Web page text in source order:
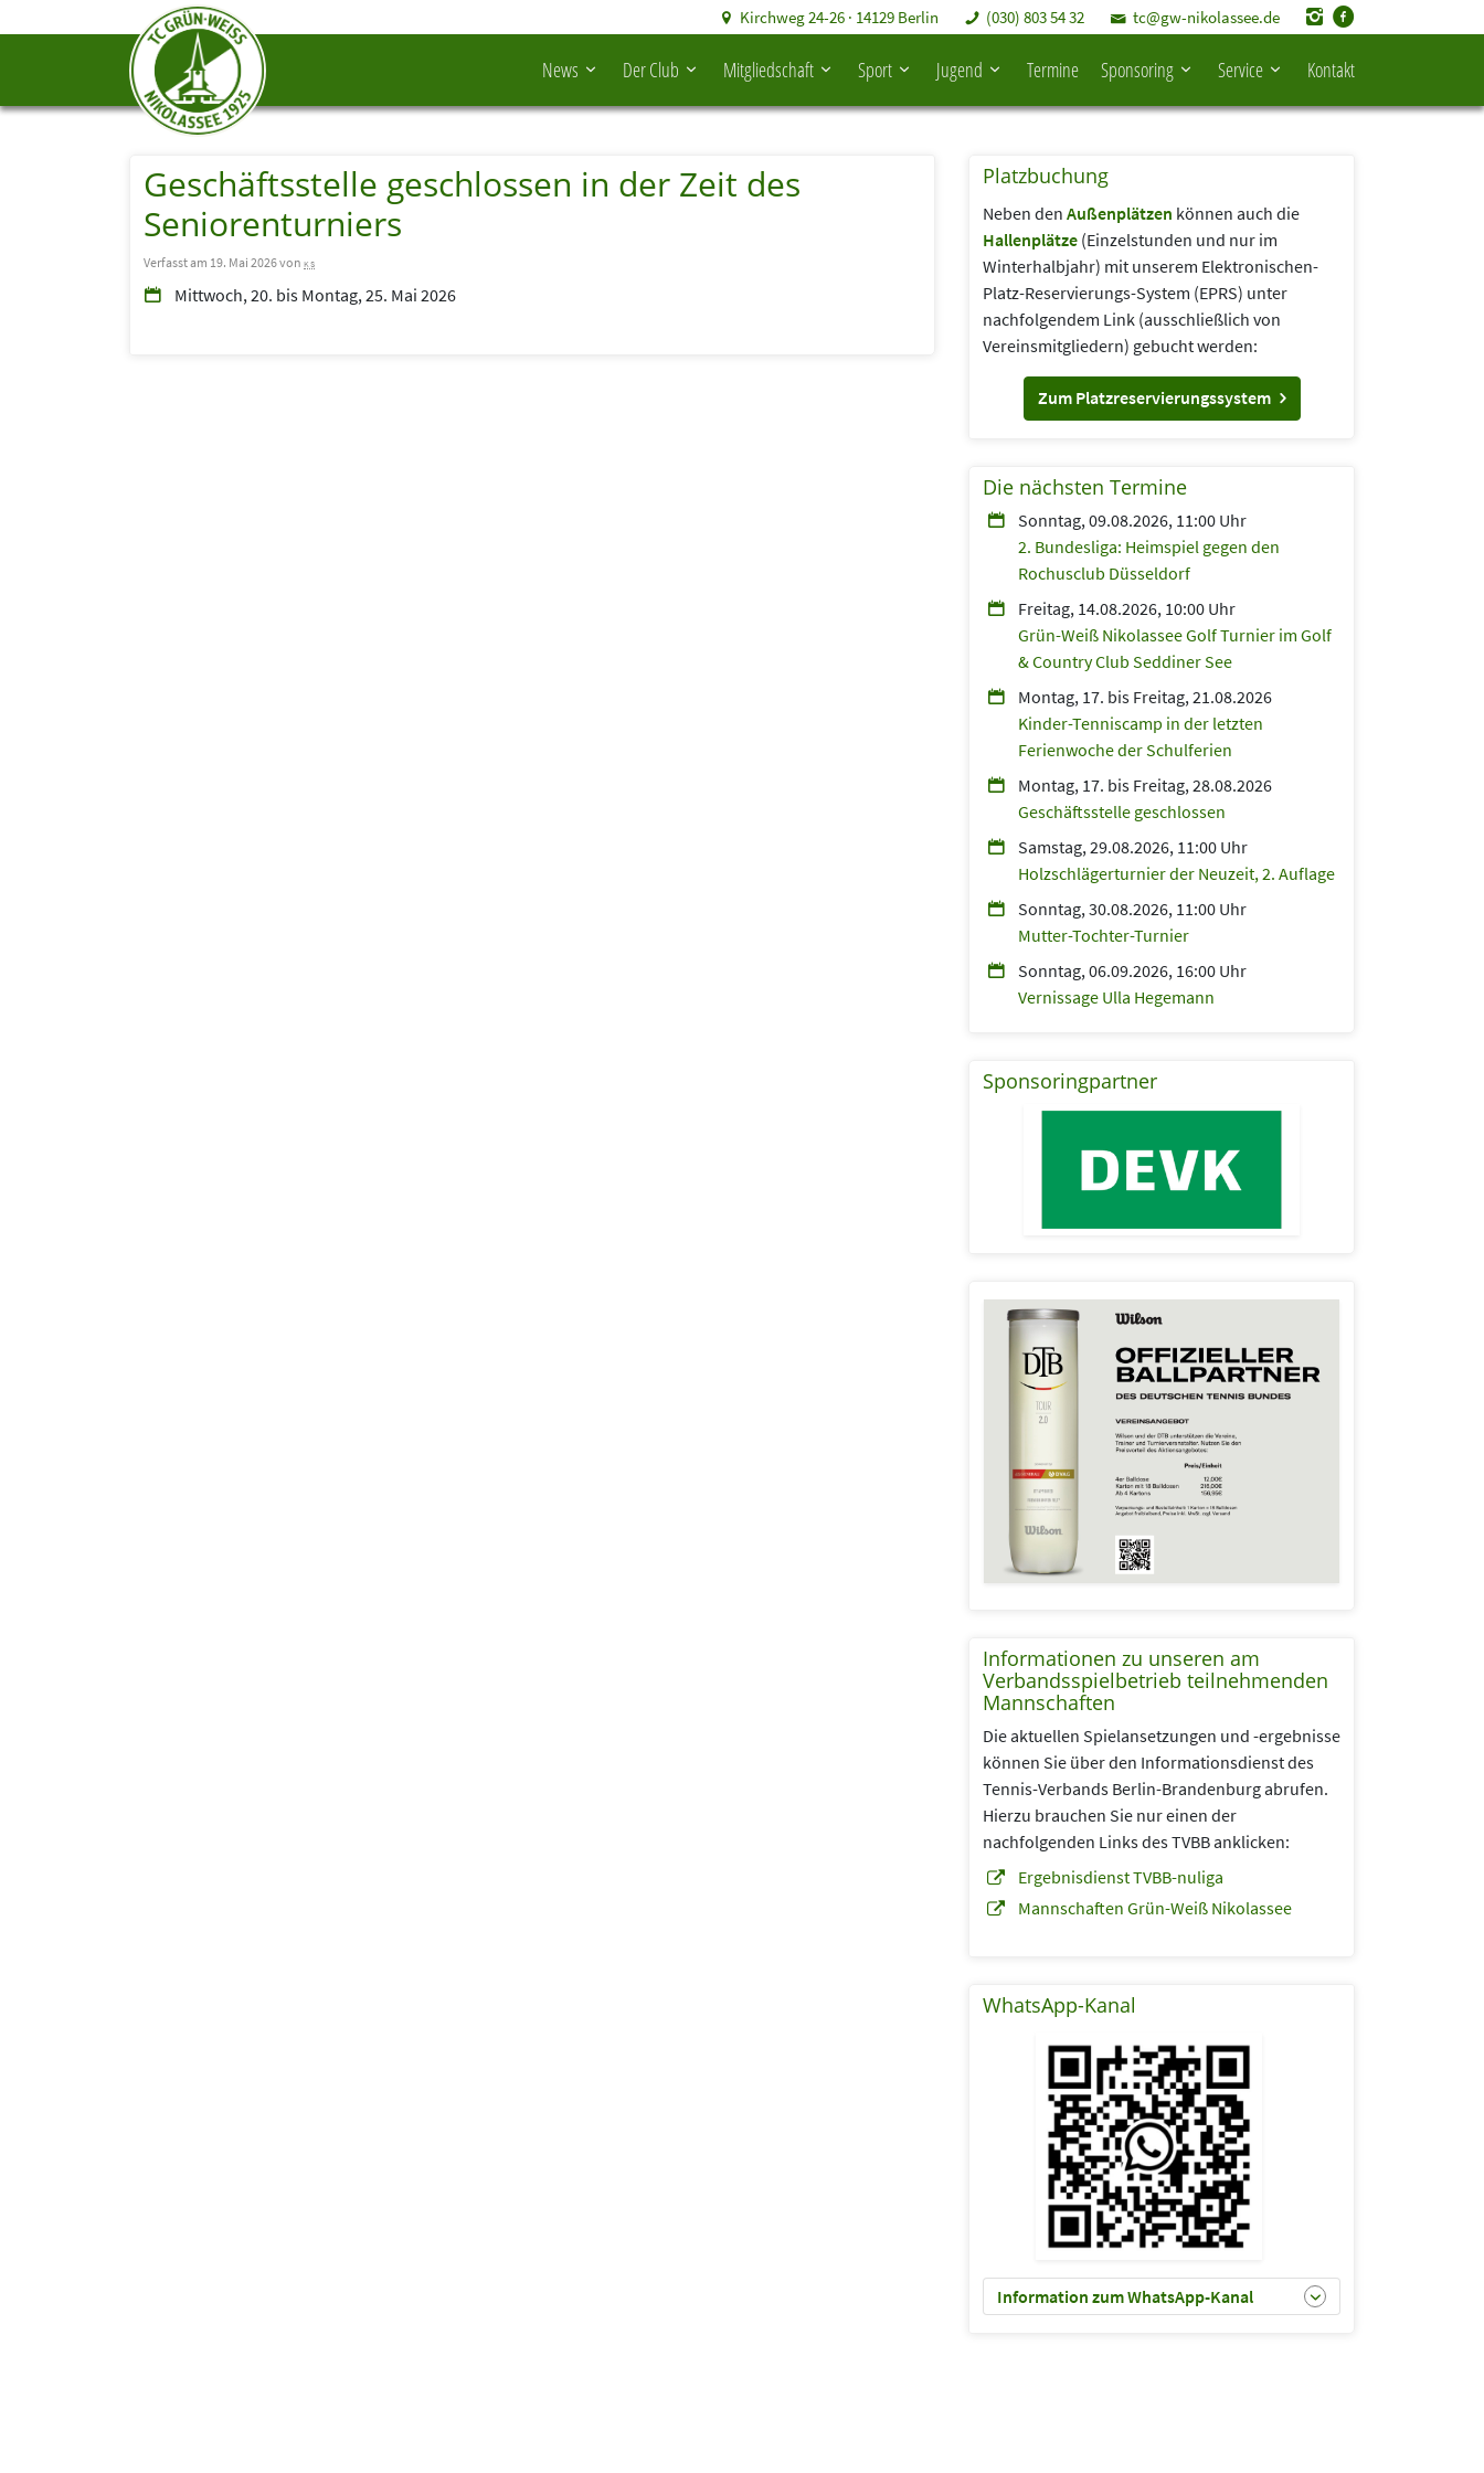
Kirchweg 24-26 · 14129 Berlin (030) 803 54 32 tc@gw-nikolassee.de
News Der Club Mitgliedschaft Sport Jugend Termine Sponsoring Service Kontakt
Geschäftsstelle geschlossen in der Zeit des
Seniorenturniers
Verfasst am 19. Mai 2026 von ks
Mittwoch, 20. bis Montag, 25. Mai 2026
Platzbuchung
Neben den Außenplätzen können auch die
Hallenplätze (Einzelstunden und nur im
Winterhalbjahr) mit unserem Elektronischen-
Platz-Reservierungs-System (EPRS) unter
nachfolgendem Link (aus­schließlich von
Vereins­mitgliedern) gebucht werden:
Zum Platzreservierungssystem
Die nächsten Termine
Sonntag, 09.08.2026, 11:00 Uhr
2. Bundesliga: Heimspiel gegen den
Rochusclub Düsseldorf
Freitag, 14.08.2026, 10:00 Uhr
Grün-Weiß Nikolassee Golf Turnier im Golf
& Country Club Seddiner See
Montag, 17. bis Freitag, 21.08.2026
Kinder-Tenniscamp in der letzten
Ferienwoche der Schulferien
Montag, 17. bis Freitag, 28.08.2026
Geschäftsstelle geschlossen
Samstag, 29.08.2026, 11:00 Uhr
Holzschlägerturnier der Neuzeit, 2. Auflage
Sonntag, 30.08.2026, 11:00 Uhr
Mutter-Tochter-Turnier
Sonntag, 06.09.2026, 16:00 Uhr
Vernissage Ulla Hegemann
Sponsoringpartner
Informationen zu unseren am
Verbandsspielbetrieb teilnehmenden
Mannschaften
Die aktuellen Spielansetzungen und -ergebnisse
können Sie über den Informationsdienst des
Tennis-Verbands Berlin-Brandenburg abrufen.
Hierzu brauchen Sie nur einen der
nachfolgenden Links des TVBB anklicken:
Ergebnisdienst TVBB-nuliga
Mannschaften Grün-Weiß Nikolassee
WhatsApp-Kanal
Information zum WhatsApp-Kanal